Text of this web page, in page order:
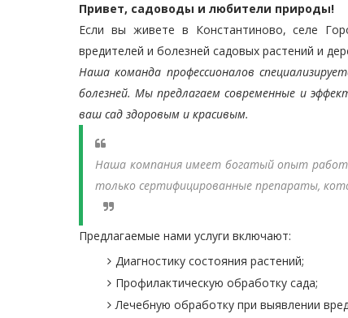
Привет, садоводы и любители природы!
Если вы живете в Константиново, селе
вредителей и болезней садовых растений и
Наша команда профессионалов
болезней. Мы предлагаем современные и
ваш сад здоровым и красивым.
Наша компания имеет богатый опыт
только сертифицированные препараты,
Предлагаемые нами услуги включают:
Диагностику состояния растений;
Профилактическую обработку сада;
Лечебную обработку при выявлении